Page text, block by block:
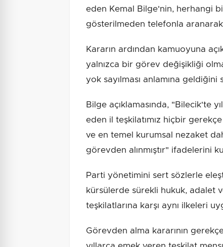
eden Kemal Bilge'nin, herhangi
gösterilmeden telefonla aranarak
Kararın ardından kamuoyuna
yalnızca bir görev değişikliği
yok sayılması anlamına geldiğini
Bilge açıklamasında, "Bilecik'te
eden il teşkilatımız hiçbir
ve en temel kurumsal nezaket
görevden alınmıştır" ifadelerini
Parti yönetimini sert sözlerle
kürsülerde sürekli hukuk, adalet
teşkilatlarına karşı aynı ilkeleri
Görevden alma kararının